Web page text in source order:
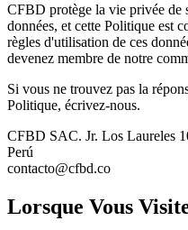
CFBD protège la vie privée de
données, et cette Politique est
règles d'utilisation de ces
devenez membre de notre
Si vous ne trouvez pas la
Politique, écrivez-nous.
CFBD SAC. Jr. Los Laureles
Perú
contacto@cfbd.co
Lorsque Vous